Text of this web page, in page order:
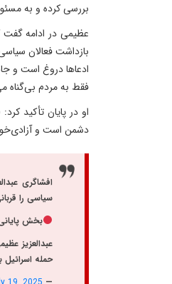
بررسی کرده و به
عظیمی در ادامه
بازداشت فعالان
ادعاها دروغ است و
فقط به مردم بی‌گناه
او در پایان تأکید
دشمن است و
افشاگری
سیاسی را
بخش
عبدالعزیز
حمله اسرائیل